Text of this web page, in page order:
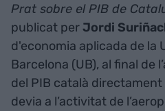
Prat sobre el PIB de
publicat perJordi
d'economia aplicada de la
Barcelona (UB), al final de
del PIB català
devia a l’activitat de